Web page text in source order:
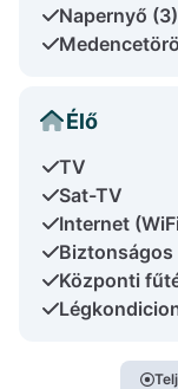
Napernyő (3)
Élő
TV
Sat-TV
Internet
Biztonságos
Központi